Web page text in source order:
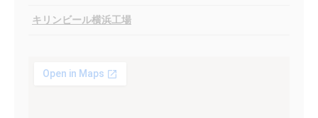
キリンビール横浜工場